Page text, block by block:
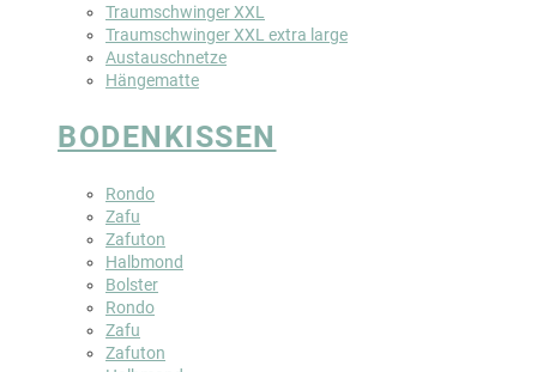
Traumschwinger XXL
Traumschwinger XXL extra large
Austauschnetze
Hängematte
BODENKISSEN
Rondo
Zafu
Zafuton
Halbmond
Bolster
Rondo
Zafu
Zafuton